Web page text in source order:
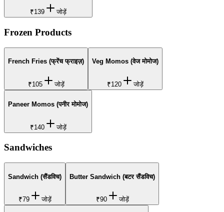
₹139 जोड़ें
Frozen Products
French Fries (फ्रेंच फ्राइज़)
₹105 जोड़ें
Veg Momos (वेज मोमोज)
₹120 जोड़ें
Paneer Momos (पनीर मोमोज)
₹140 जोड़ें
Sandwiches
Sandwich (सैंडविच)
₹79 जोड़ें
Butter Sandwich (बटर सैंडविच)
₹90 जोड़ें